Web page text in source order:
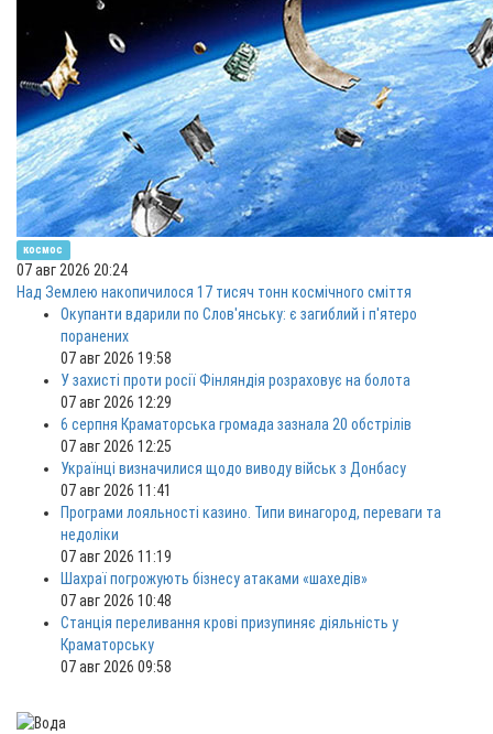
космос
07 авг 2026 20:24
Над Землею накопичилося 17 тисяч тонн космічного сміття
Окупанти вдарили по Слов'янську: є загиблий і п'ятеро
поранених
07 авг 2026 19:58
У захисті проти росії Фінляндія розраховує на болота
07 авг 2026 12:29
6 серпня Краматорська громада зазнала 20 обстрілів
07 авг 2026 12:25
Українці визначилися щодо виводу військ з Донбасу
07 авг 2026 11:41
Програми лояльності казино. Типи винагород, переваги та
недоліки
07 авг 2026 11:19
Шахраї погрожують бізнесу атаками «шахедів»
07 авг 2026 10:48
Станція переливання крові призупиняє діяльність у
Краматорську
07 авг 2026 09:58